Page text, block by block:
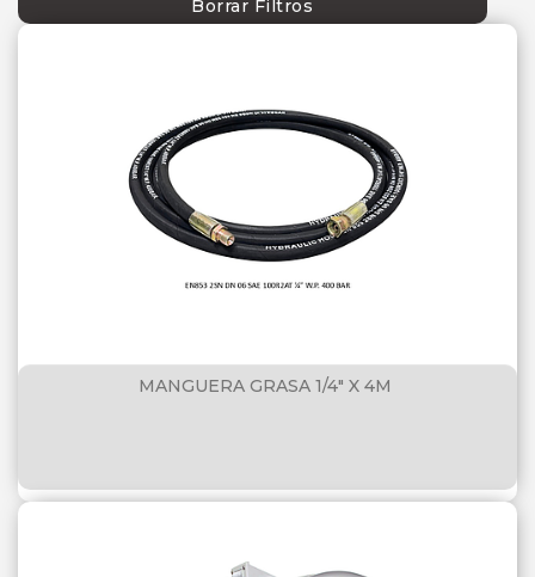
Borrar Filtros
MANGUERA GRASA 1/4" X 4M